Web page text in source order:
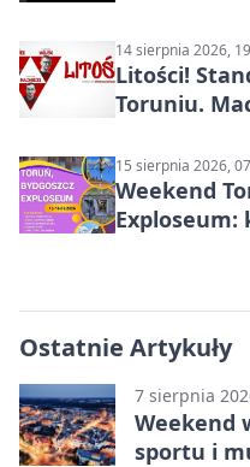
14 sierpnia 2026,
Litości!
Toruniu.
15 sierpnia 2026,
Weekend
Exploseum:
Ostatnie Artykuły
7 sierpnia
Weekend
sportu i